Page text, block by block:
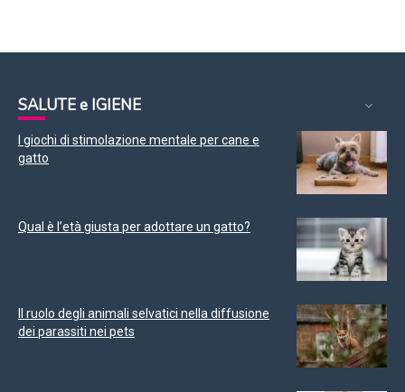
SALUTE e IGIENE
I giochi di stimolazione mentale per cane e
gatto
Qual è l’età giusta per adottare un gatto?
Il ruolo degli animali selvatici nella diffusione
dei parassiti nei pets